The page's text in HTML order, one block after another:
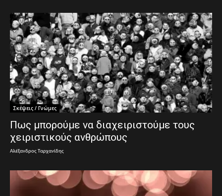
Σκέψεις / Γνώμες
Πως μπορούμε να διαχειριστούμε τους
χειριστικούς ανθρώπους
Αλέξανδρος Ταρχανίδης